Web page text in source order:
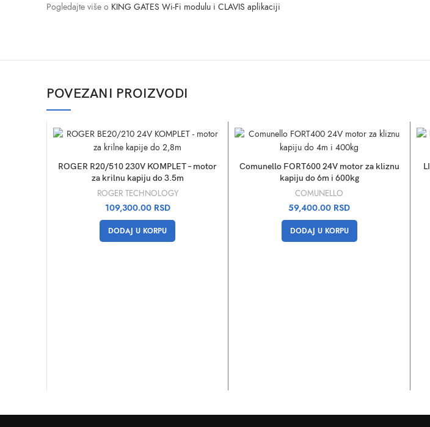
Pogledajte više o KING GATES Wi-Fi modulu i CLAVIS aplikaciji
POVEZANI PROIZVODI
ROGER R20/510 230V KOMPLET – motor
za krilnu kapiju do 3.5m
ROGER TECHNOLOGY
109,300.00 RSD
DODAJ U KORPU
Comunello FORT600 24V motor za kliznu
kapiju do 6m i 600kg
COMUNELLO
59,400.00 RSD
DODAJ U KORPU